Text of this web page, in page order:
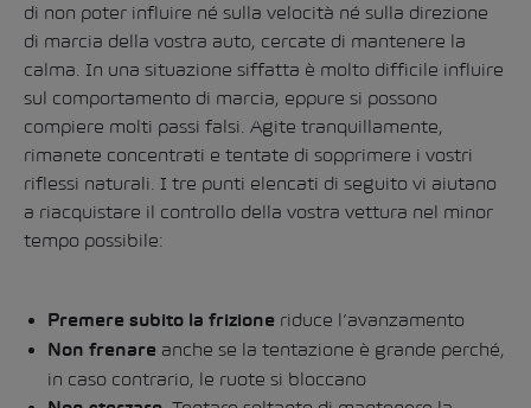
di non poter influire né sulla velocità né sulla direzione
di marcia della vostra auto, cercate di mantenere la
calma. In una situazione siffatta è molto difficile influire
sul comportamento di marcia, eppure si possono
compiere molti passi falsi. Agite tranquillamente,
rimanete concentrati e tentate di sopprimere i vostri
riflessi naturali. I tre punti elencati di seguito vi aiutano
a riacquistare il controllo della vostra vettura nel minor
tempo possibile:
Premere subito la frizione riduce l’avanzamento
Non frenare anche se la tentazione è grande perché,
in caso contrario, le ruote si bloccano